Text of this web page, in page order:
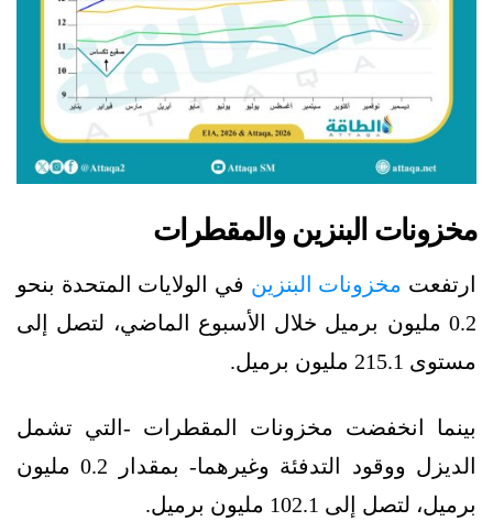
مخزونات البنزين والمقطرات
ارتفعت مخزونات البنزين في الولايات المتحدة بنحو
0.2 مليون برميل خلال الأسبوع الماضي، لتصل إلى
مستوى 215.1 مليون برميل.
بينما انخفضت مخزونات المقطرات -التي تشمل
الديزل ووقود التدفئة وغيرهما- بمقدار 0.2 مليون
برميل، لتصل إلى 102.1 مليون برميل.